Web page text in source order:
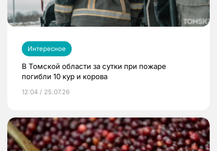
Интересное
В Томской области за сутки при пожаре
погибли 10 кур и корова
12:04 / 25.07.26